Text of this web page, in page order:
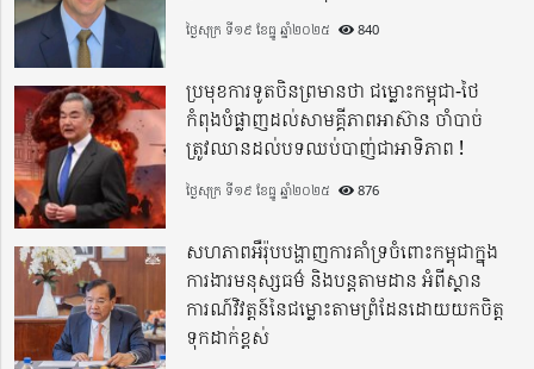
ថ្ងៃសុក្រ ទី១៩ ខែធ្នូ ឆ្នាំ២០២៥ 840
ប្រមុខការទូតចិនព្រមានថា ជម្លោះកម្ពុជា-ថៃ
កំពុងបំផ្លាញដល់សាមគ្គីភាពអាស៊ាន ចាំបាច់
ត្រូវឈានដល់បទឈប់បាញ់ជាអាទិភាព !
ថ្ងៃសុក្រ ទី១៩ ខែធ្នូ ឆ្នាំ២០២៥ 876
សហភាពអឺរ៉ុបបង្ហាញការគាំទ្រចំពោះកម្ពុជាក្នុង
ការងារមនុស្សធម៌ និងបន្តតាមដាន អំពីស្ថាន
ការណ៍វិវត្តន៍នៃជម្លោះតាមព្រំដែនដោយយកចិត្ត
ទុកដាក់ខ្ពស់